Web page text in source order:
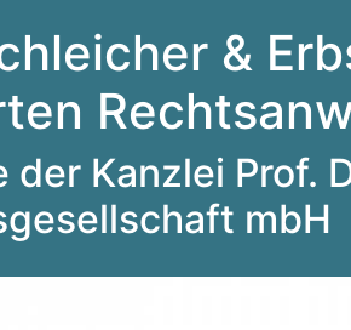
&
Kanzlei Prof.
mbH